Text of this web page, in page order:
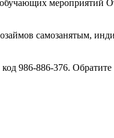
мероприятий
самозанятым,
986-886-376.